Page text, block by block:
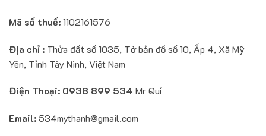
Mã số thuế:1102161576
Địa chỉ : Thửa đất số 1035, Tờ bản đồ số 10, Ấp 4, Xã Mỹ
Yên, Tỉnh Tây Ninh, Việt Nam
Điện Thoại: 0938 899 534 Mr Quí
Email:534mythanh@gmail.com